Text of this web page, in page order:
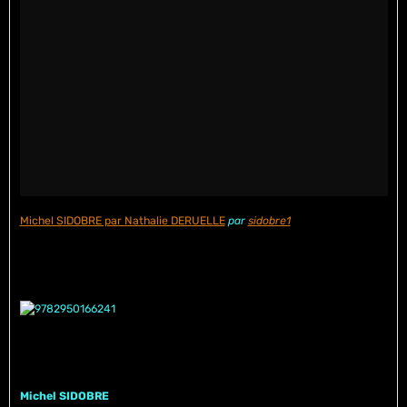
Michel SIDOBRE par Nathalie DERUELLE par sidobre1
Michel SIDOBRE